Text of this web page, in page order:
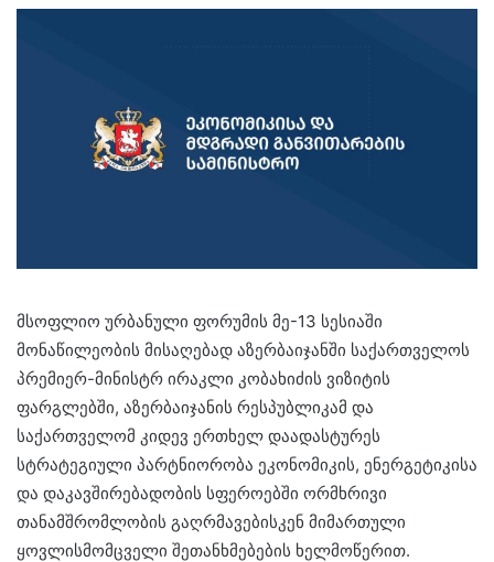
მსოფლიო ურბანული ფორუმის მე-13 სესიაში
მონაწილეობის მისაღებად აზერბაიჯანში საქართველოს
პრემიერ-მინისტრ ირაკლი კობახიძის ვიზიტის
ფარგლებში, აზერბაიჯანის რესპუბლიკამ და
საქართველომ კიდევ ერთხელ დაადასტურეს
სტრატეგიული პარტნიორობა ეკონომიკის, ენერგეტიკისა
და დაკავშირებადობის სფეროებში ორმხრივი
თანამშრომლობის გაღრმავებისკენ მიმართული
ყოვლისმომცველი შეთანხმებების ხელმოწერით.